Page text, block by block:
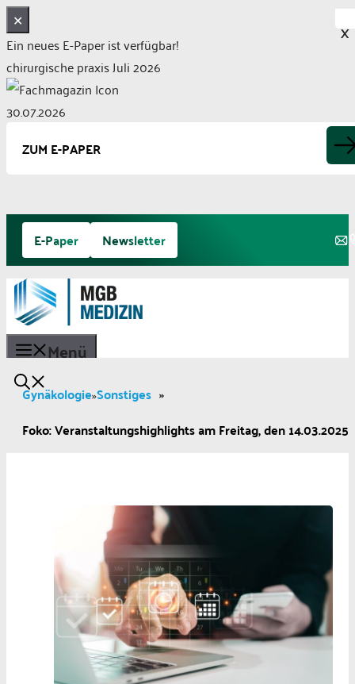
✕
Ein neues E-Paper ist verfügbar!
chirurgische praxis Juli 2026
30.07.2026
ZUM E-PAPER
Zum
Inhalt
springen
E-Paper Newsletter
Menü
Gynäkologie»Sonstiges »
Foko: Veranstaltungshighlights am Freitag, den 14.03.2025
X